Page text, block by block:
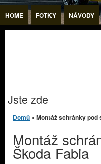
HOME FOTKY NÁVODY
Jste zde
Domů » Montáž schránky pod
Montáž
Škoda Fabia